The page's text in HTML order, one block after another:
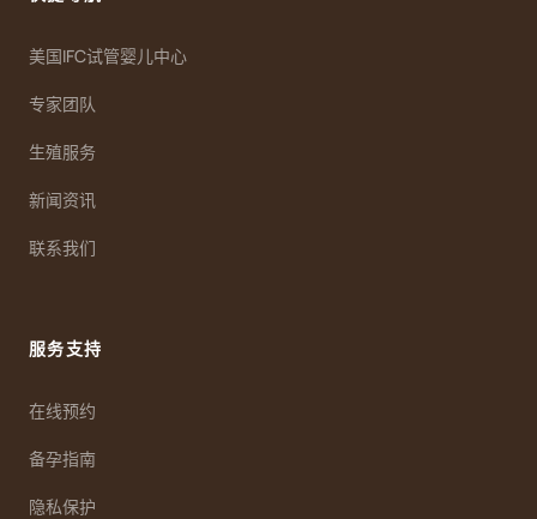
美国IFC试管婴儿中心
专家团队
生殖服务
新闻资讯
联系我们
服务支持
在线预约
备孕指南
隐私保护